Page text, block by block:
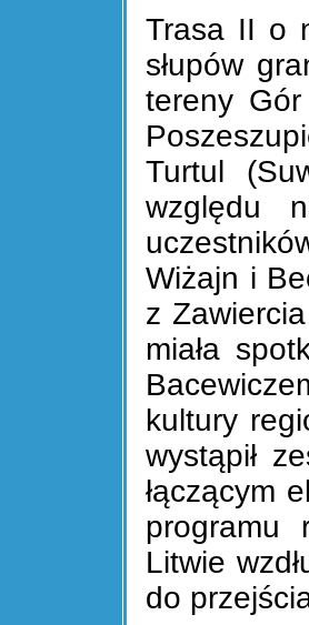
Trasa II o
słupów
tereny
Turtul
względu
Wiżajn i
z
miała
kultury
wystąpił
łączącym
programu
Litwie
do